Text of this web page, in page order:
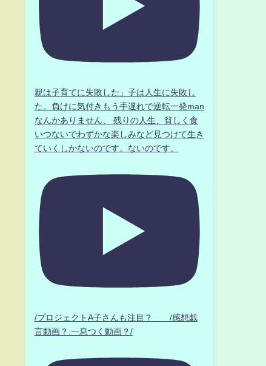
親は子育てに失敗した」子は人生に失敗し
た。負けに気付きもう手遅れで逆転一発man
なんかありません、 残りの人生、貧しく食
いつないでわずかな楽しみなど見つけて生き
ていくしかないのです。ないのです。
/プロジェクトA子さんも注目？ /感想戯
言動画？.一息つく動画？/